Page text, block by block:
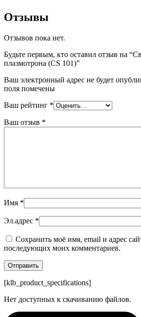
Отзывы
Отзывов пока нет.
Будьте первым, кто оставил отзыв на
плазмотрона (CS 101)”
Ваш электронный адрес не будет
поля помечены
Ваш рейтинг *
Ваш отзыв *
Имя *
Эл.адрес *
Сохранить моё имя, email и адрес
последующих моих комментариев.
[klb_product_specifications]
Нет доступных к скачиванию файлов.